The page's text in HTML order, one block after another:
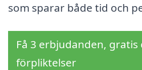
som sparar både tid och
Få 3 erbjudanden, gratis
förpliktelser